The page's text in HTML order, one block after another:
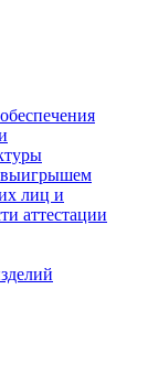
выигрышем
лиц и
аттестации